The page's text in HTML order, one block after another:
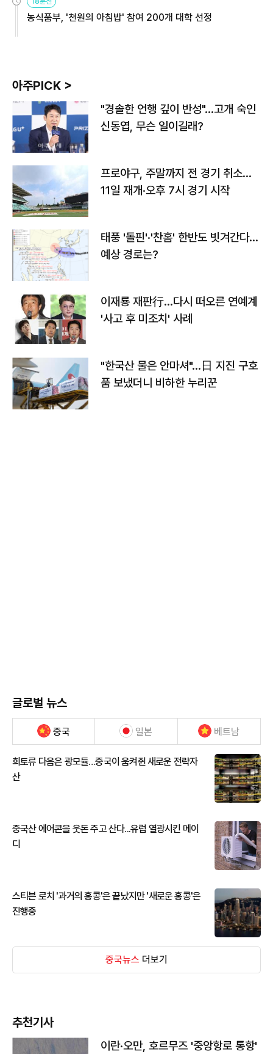
농식품부, '천원의 아침밥' 참여 200개 대학 선정
아주PICK >
"경솔한 언행 깊이 반성"…고개 숙인
신동엽, 무슨 일이길래?
프로야구, 주말까지 전 경기 취소…
11일 재개·오후 7시 경기 시작
태풍 '돌핀'·'찬홈' 한반도 빗겨간다…
예상 경로는?
이재룡 재판行…다시 떠오른 연예계
'사고 후 미조치' 사례
"한국산 물은 안마셔"…日 지진 구호
품 보냈더니 비하한 누리꾼
글로벌 뉴스
중국 일본 베트남
희토류 다음은 광모듈…중국이 움켜쥔 새로운 전략자
산
중국산 에어콘을 웃돈 주고 산다...유럽 열광시킨 메이
디
스티븐 로치 '과거의 홍콩'은 끝났지만 '새로운 홍콩'은
진행중
중국뉴스 더보기
추천기사
이란·오만, 호르무즈 '중앙항로 통항'